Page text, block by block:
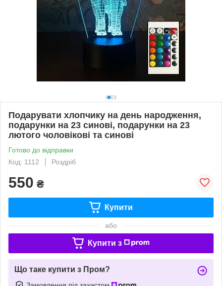
Подарувати хлопчику на день народження,
подарунки на 23 синові, подарунки на 23
лютого чоловікові та синові
Готово до відправки
Код: 1112
Роздріб
550 ₴
Купити
або
Купити з
Що таке купити з Пром?